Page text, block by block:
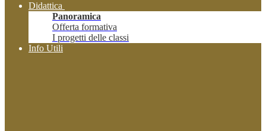
Didattica
Panoramica
Offerta formativa
I progetti delle classi
Info Utili